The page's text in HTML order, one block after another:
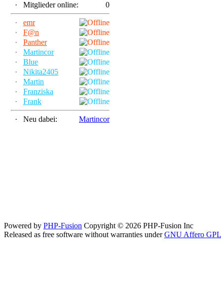
·
Mitglieder online: 0
·
emr
·
F@n
·
Panther
·
Martincor
·
Blue
·
Nikita2405
·
Martin
·
Franziska
·
Frank
· Neu dabei: Martincor
Powered by PHP-Fusion Copyright © 2026 PHP-Fusion Inc
Released as free software without warranties underGNU Affero GPL